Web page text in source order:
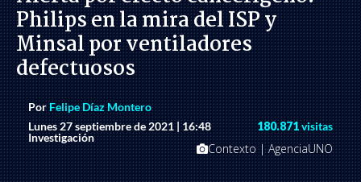
Philips en la mira del ISP y
Minsal por ventiladores
defectuosos
PorFelipe Díaz Montero
Lunes 27 septiembre de 2021 | 16:48
Investigación
180.871visitas
Contexto | AgenciaUNO